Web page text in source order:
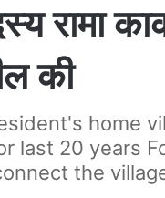
रामा
की
home
last 20 years
the